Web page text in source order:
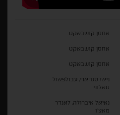
אחסן קושבאקט
אחסן קושבאקט
אחסן קושבאקט
ניאז סגהארי, עבולפאזל
טאלוני
נאיאל איברולה, לאנדר
מאצ'ו